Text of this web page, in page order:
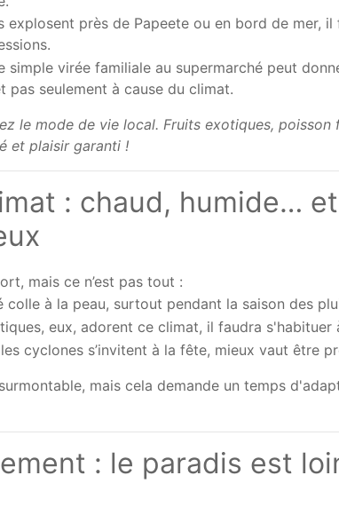
explosent près de Papeete ou en bord de mer,
simple virée familiale au supermarché peut
pas seulement à cause du climat.
le mode de vie local. Fruits exotiques, poisson
et plaisir garanti !
: chaud, humide…
mais ce n’est pas tout :
colle à la peau, surtout pendant la saison des
eux, adorent ce climat, il faudra s'habituer
cyclones s’invitent à la fête, mieux vaut être
mais cela demande un temps
: le paradis est